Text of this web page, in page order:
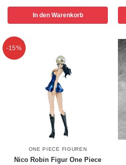
In den Warenkorb
-15%
ONE PIECE FIGUREN
Nico Robin Figur One Piece